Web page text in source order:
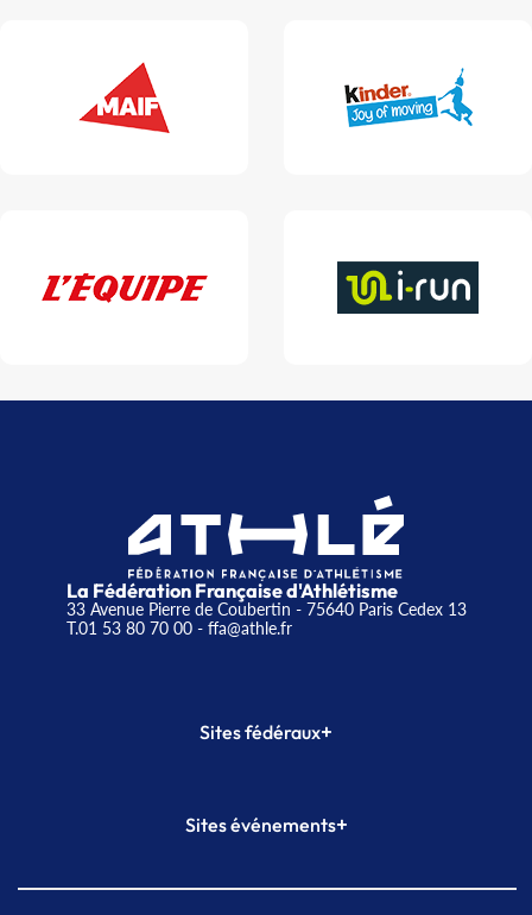
La Fédération Française d'Athlétisme
33 Avenue Pierre de Coubertin - 75640 Paris Cedex 13
T.01 53 80 70 00- ffa@athle.fr
Sites fédéraux+
Plateforme Formation
Sites événements+
Meeting de Paris indoor